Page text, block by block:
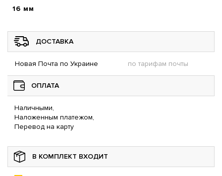
16 мм
ДОСТАВКА
Новая Почта по Украине по тарифам почты
ОПЛАТА
Наличными,
Наложенным платежом,
Перевод на карту
В КОМПЛЕКТ ВХОДИТ